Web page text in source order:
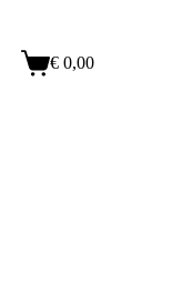
Winkelwagen
€ 0,00